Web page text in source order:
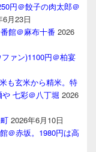
円＠餃子の肉太郎＠
6月23日
館＠麻布十番 2026
ァン)1100円＠柏宴
も玄米から精米。特
七彩＠八丁堀 2026
2026年6月10日
＠赤坂。1980円は高